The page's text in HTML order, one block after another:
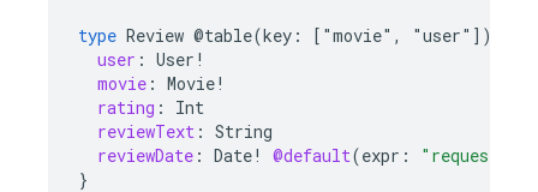
type Review @table(key: ["movie" , "user"])
user : User !
movie : Movie!
rating :
Int
reviewText : String
reviewDate : Date! @default(expr :
}